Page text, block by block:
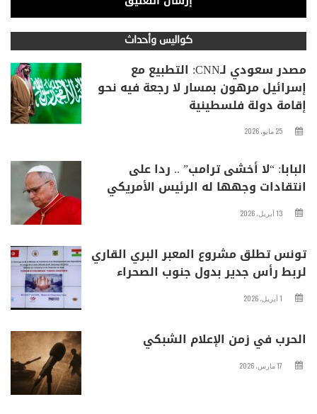
كواليس وأحداث
مصدر سعودي لـCNN: التطبيع مع
إسرائيل مرهون بمسار لا رجعة فيه نحو
إقامة دولة فلسطينية
25 مايو، 2026
البابا: “لا أخشى ترامب” .. ردا على
انتقادات وجهها له الرئيس الأمريكي
13 أبريل، 2026
تونس تطلق مشروع المعبر البري القاري
لربط رأس جدير بدول جنوب الصحراء
1 أبريل، 2026
الحرب في زمن الإعلام الشبكي
17 مارس، 2026